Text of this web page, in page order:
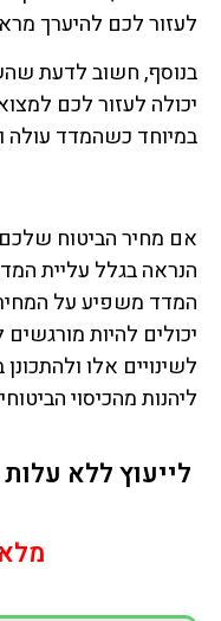
לעזור לכם להיערך
בנוסף, חשוב לדעת
יכולה לעזור לכם
במיוחד כשהמדד עולה
אם מחיר הביטוח
הנראה בגלל עליית
המדד משפיע על
יכולים להיות
לשינויים אלו
ליהנות מהכיסוי
לייעוץ ללא